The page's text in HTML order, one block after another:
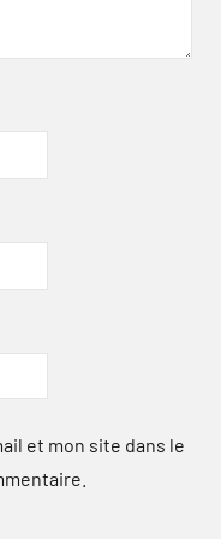
et mon site dans le